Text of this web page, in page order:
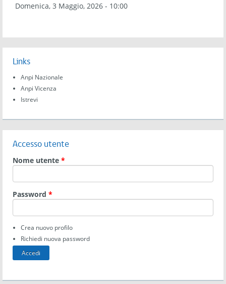
Domenica, 3 Maggio, 2026 - 10:00
Links
Anpi Nazionale
Anpi Vicenza
Istrevi
Accesso utente
Nome utente *
Password *
Crea nuovo profilo
Richiedi nuova password